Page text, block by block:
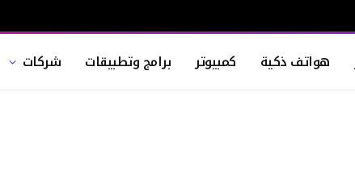
هواتف ذكية كمبيوتر برامج وتطبيقات شركات